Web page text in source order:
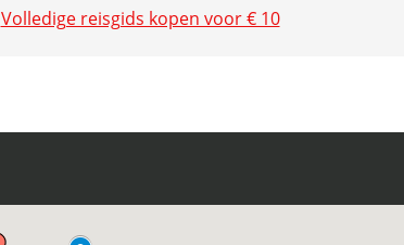
Volledige reisgids kopen voor € 10